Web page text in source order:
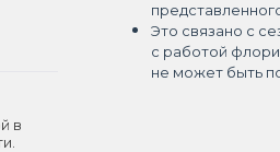
в
Это связано с
с работой
не может быть